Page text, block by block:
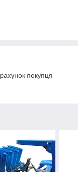
покупця